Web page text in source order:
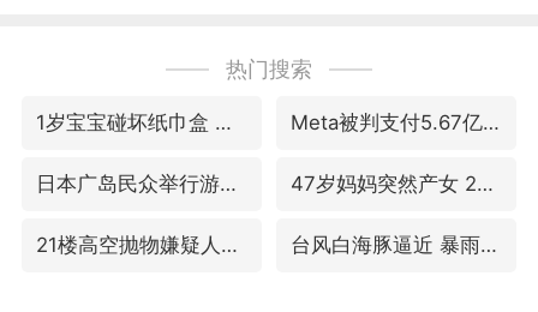
热门搜索
1岁宝宝碰坏纸巾盒 宝妈被索赔924元 Meta被判支付5.67亿美元
日本广岛民众举行游行反对政府行径 47岁妈妈突然产女 26岁女儿：很震惊
21楼高空抛物嫌疑人被拘留 台风白海豚逼近 暴雨大暴雨来袭